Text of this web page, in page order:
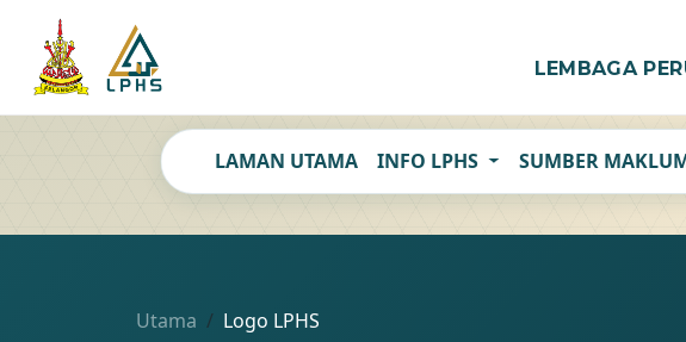
LEMBAGA
LAMAN UTAMA INFO LPHS SUMBER
Utama Logo LPHS